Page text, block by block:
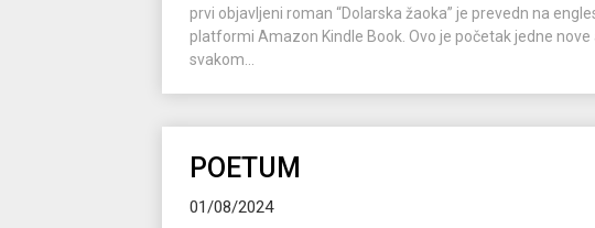
prvi objavljeni roman “Dolarska žaoka” je prevedn na
platformi Amazon Kindle Book. Ovo je početak jedne
svakom...
POETUM
01/08/2024